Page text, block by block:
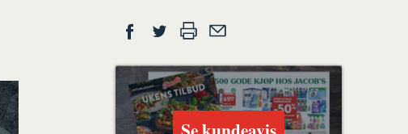
Del
på
Facebook
på
Twitter
ut en
venn